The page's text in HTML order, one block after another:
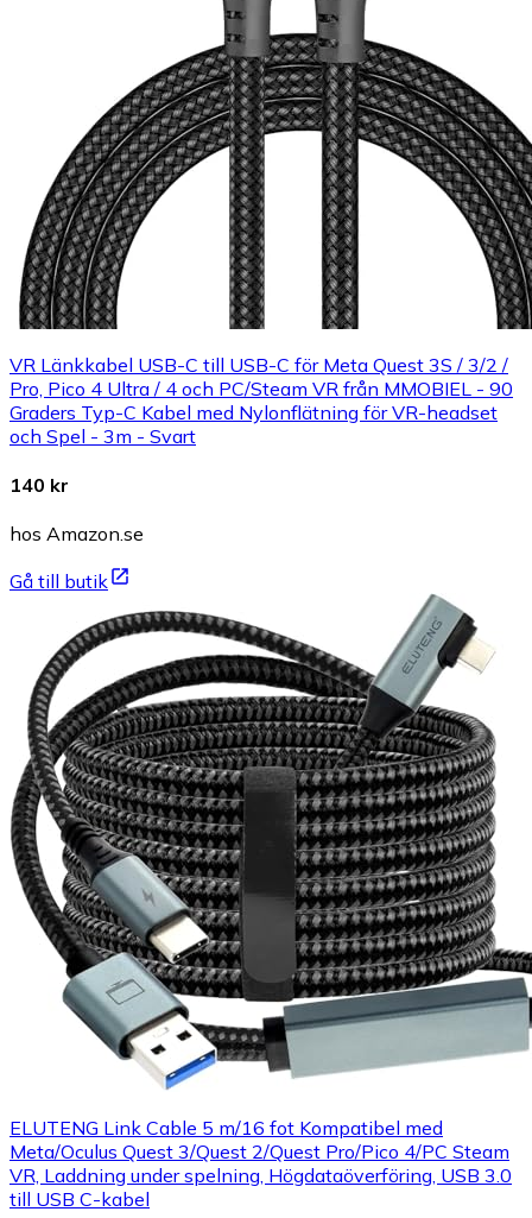
VR Länkkabel USB-C till USB-C för Meta Quest 3S / 3/2 /
Pro, Pico 4 Ultra / 4 och PC/Steam VR från MMOBIEL - 90
Graders Typ-C Kabel med Nylonflätning för VR-headset
och Spel - 3m - Svart
140 kr
hos Amazon.se
Gå till butik
ELUTENG Link Cable 5 m/16 fot Kompatibel med
Meta/Oculus Quest 3/Quest 2/Quest Pro/Pico 4/PC Steam
VR, Laddning under spelning, Högdataöverföring, USB 3.0
till USB C-kabel